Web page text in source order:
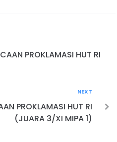
PROKLAMASI HUT RI
NEXT
PROKLAMASI HUT RI
(JUARA 3/XI MIPA 1)